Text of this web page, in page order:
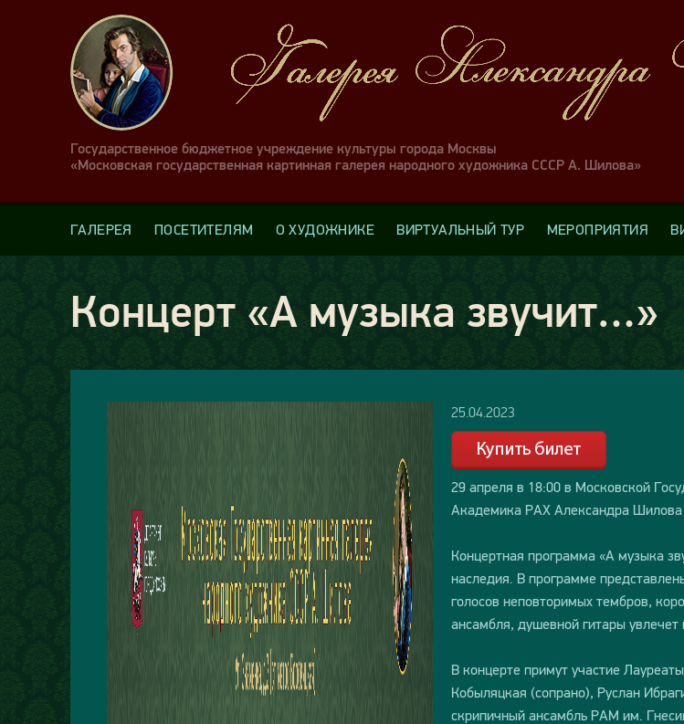
Государственное бюджетное учреждение культуры города Москвы
«Московская государственная картинная галерея народного художника СССР А. Шилова»
ГАЛЕРЕЯ ПОСЕТИТЕЛЯМ О ХУДОЖНИКЕ ВИРТУАЛЬНЫЙ ТУР МЕРОПРИЯТИЯ
Концерт «А музыка звучит…»
25.04.2023
29 апреля в 18:00 в Московской
Академика РАХ Александра Шилова
Концертная программа «А музыка
наследия. В программе
голосов неповторимых тембров,
ансамбля, душевной гитары
В концерте примут участие
Кобыляцкая (сопрано), Руслан
скрипичный ансамбль РАМ им.